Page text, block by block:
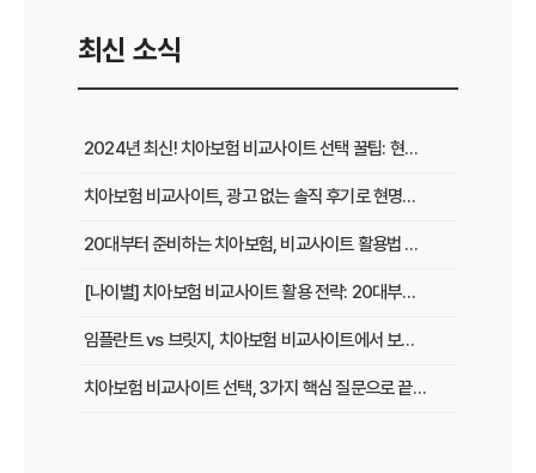
최신 소식
2024년 최신! 치아보험 비교사이트 선택 꿀팁: 현명한 가입 전략 완벽 분석
치아보험 비교사이트, 광고 없는 솔직 후기로 현명하게 선택하는 법
20대부터 준비하는 치아보험, 비교사이트 활용법 A to Z
[나이별] 치아보험 비교사이트 활용 전략: 20대부터 60대까지 맞춤 가이드
임플란트 vs 브릿지, 치아보험 비교사이트에서 보장 범위 꼼꼼하게 확인하는 꿀팁
치아보험 비교사이트 선택, 3가지 핵심 질문으로 끝내기